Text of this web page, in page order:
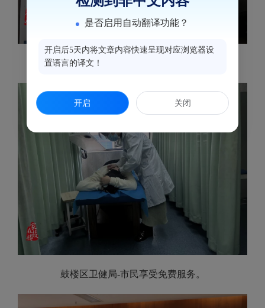
鼓楼区卫健局-市民使用茉莉分流程。
鼓楼区卫健局-市民享受免费服务。
是否启用自动翻译功能？
开启后5天内将文章内容快速呈现对应浏览器设
置语言的译文！
开启 关闭